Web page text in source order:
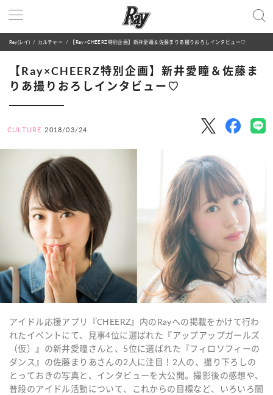
Ray(レイ) カルチャー 【Ray×CHEERZ特別企画】新井愛瞳＆佐藤まりあ撮りおろしインタビュー♡
【Ray×CHEERZ特別企画】新井愛瞳＆佐藤ま
りあ撮りおろしインタビュー♡
CULTURE 2018/03/24
アイドル応援アプリ『CHEERZ』内のRayへの掲載をかけて行わ
れたイベントにて、見事4位に選ばれた『アップアップガールズ
（仮）』の新井愛瞳さんと、5位に選ばれた『フィロソフィーの
ダンス』の佐藤まりあさんの2人に注目！2人の、撮り下ろしの
とっておきの写真と、インタビューを大公開。撮影後の感想や、
普段のアイドル活動について、これからの目標など、いろいろ聞